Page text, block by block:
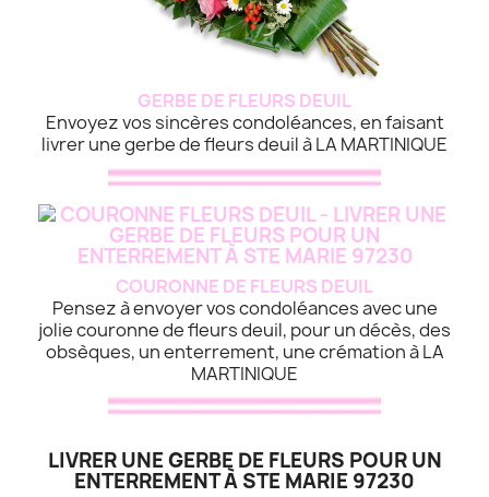
GERBE DE FLEURS DEUIL
Envoyez vos sincères condoléances, en faisant
livrer une gerbe de fleurs deuil à LA MARTINIQUE
COURONNE DE FLEURS DEUIL
Pensez à envoyer vos condoléances avec une
jolie couronne de fleurs deuil, pour un décès, des
obsèques, un enterrement, une crémation à LA
MARTINIQUE
LIVRER UNE GERBE DE FLEURS POUR UN
ENTERREMENT À STE MARIE 97230